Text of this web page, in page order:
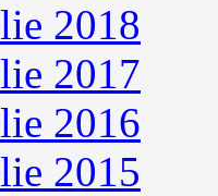
2018
2017
2016
2015